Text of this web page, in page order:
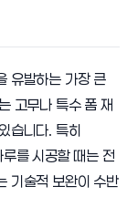
유발하는 가장 큰
고무나 특수 폼 재
습니다. 특히
를 시공할 때는 전
기술적 보완이 수반